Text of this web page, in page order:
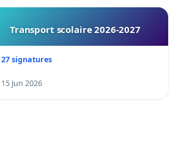
Transport scolaire 2026-2027
27 signatures
15 Jun 2026